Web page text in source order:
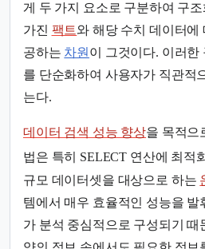
게 두 가지 요소로 구분하여 구
가진 팩트와 해당 수치 데이터에
공하는 차원 이 그것이다. 이러한
를 단순화하여 사용자가 직관적
는다.
데이터 검색 성능 향상을 목적으
법은 특히 SELECT 연산에 최적
규모 데이터셋을 대상으로 하는
템에서 매우 효율적인 성능을 발
가 분석 중심적으로 구성되기 때